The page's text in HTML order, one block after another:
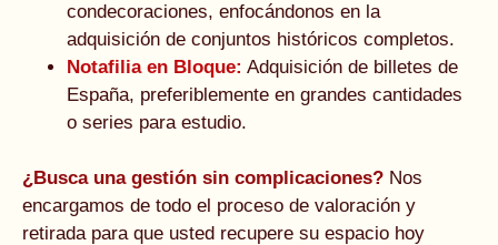
condecoraciones, enfocándonos en la
adquisición de conjuntos históricos completos.
Notafilia en Bloque: Adquisición de billetes de
España, preferiblemente en grandes cantidades
o series para estudio.
¿Busca una gestión sin complicaciones? Nos
encargamos de todo el proceso de valoración y
retirada para que usted recupere su espacio hoy